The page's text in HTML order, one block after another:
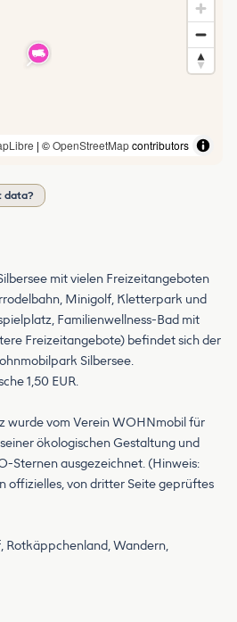
| ©OpenStreetMapcontributors
data?
mit vielen Freizeitangeboten
Minigolf, Kletterpark und
Familienwellness-Bad mit
Freizeitangebote) befindet sich der
Silbersee.
1,50 EUR.
wurde vom Verein WOHNmobil für
ökologischen Gestaltung und
Sternen ausgezeichnet. (Hinweis:
offizielles, von dritter Seite geprüftes
Rotkäppchenland, Wandern,